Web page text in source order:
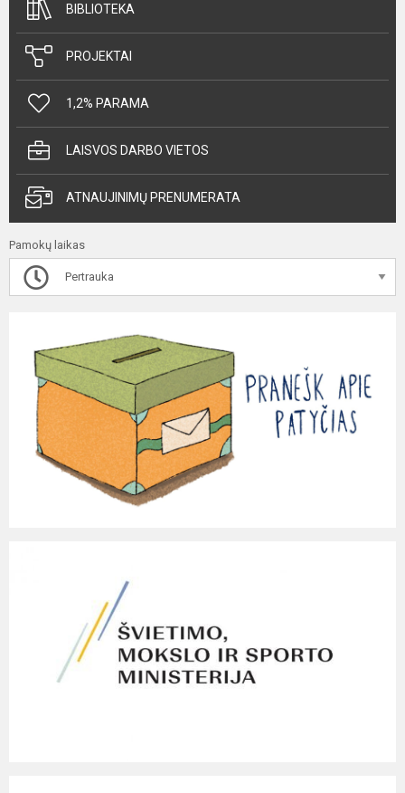
BIBLIOTEKA
PROJEKTAI
1,2% PARAMA
LAISVOS DARBO VIETOS
ATNAUJINIMŲ PRENUMERATA
Pamokų laikas
Pertrauka